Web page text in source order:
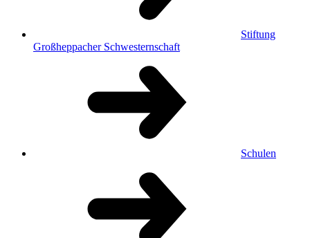
Stiftung
Großheppacher Schwesternschaft
Schulen